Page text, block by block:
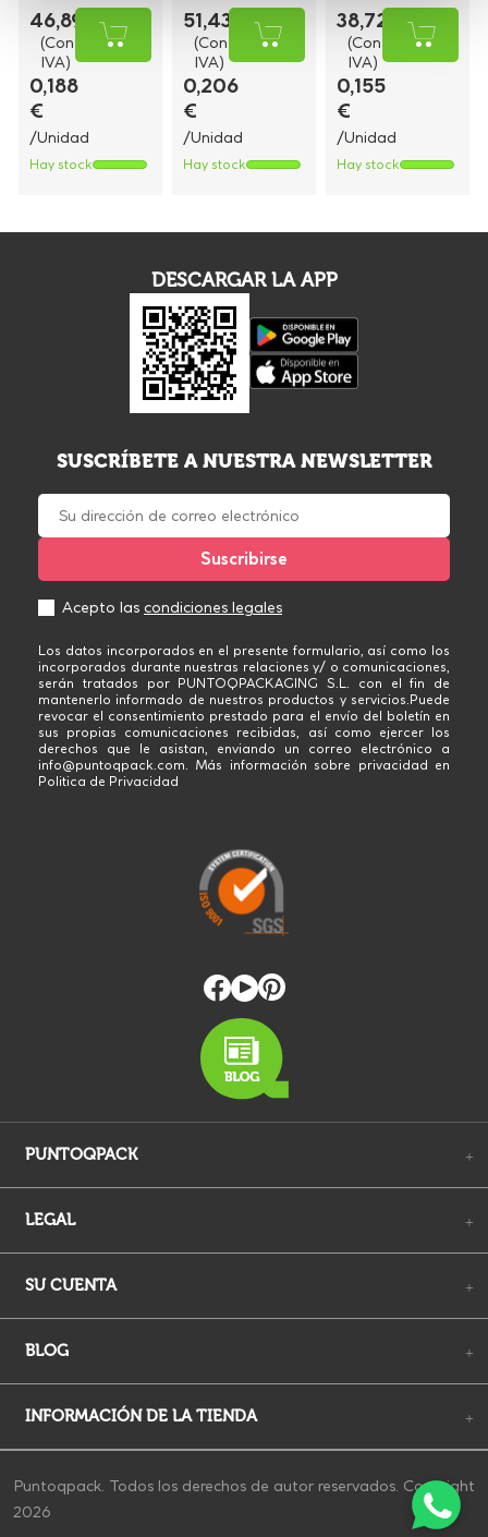
46,89 €
(Con
IVA)
0,188
€
/Unidad
Hay stock
51,43 €
(Con
IVA)
0,206
€
/Unidad
Hay stock
38,72 €
(Con
IVA)
0,155
€
/Unidad
Hay stock
DESCARGAR LA APP
SUSCRÍBETE A NUESTRA NEWSLETTER
Acepto las condiciones legales
Los datos incorporados en el presente formulario, así como los
incorporados durante nuestras relaciones y/ o comunicaciones,
serán tratados por PUNTOQPACKAGING S.L. con el fin de
mantenerlo informado de nuestros productos y servicios.Puede
revocar el consentimiento prestado para el envío del boletín en
sus propias comunicaciones recibidas, así como ejercer los
derechos que le asistan, enviando un correo electrónico a
info@puntoqpack.com. Más información sobre privacidad en
Politica de Privacidad
PUNTOQPACK +
LEGAL +
SU CUENTA +
BLOG +
INFORMACIÓN DE LA TIENDA +
Puntoqpack. Todos los derechos de autor reservados. Copyright
2026